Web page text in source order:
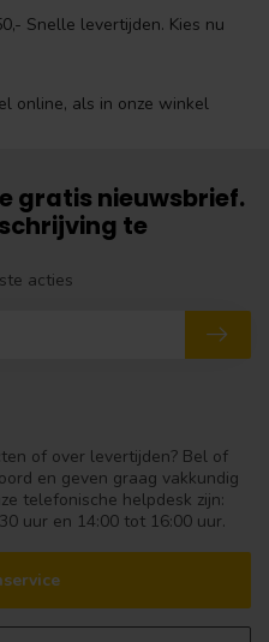
Snelle levertijden. Kies nu
online, als in onze winkel
of over levertijden? Bel of
en geven graag vakkundig
telefonische helpdesk zijn:
uur en 14:00 tot 16:00 uur.
gratis nieuwsbrief.
te
acties